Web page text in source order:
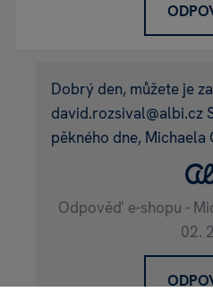
Dobrý den, můžete je
david.rozsival@albi.cz
pěkného dne, Michaela
Odpověď e-shopu -
02.